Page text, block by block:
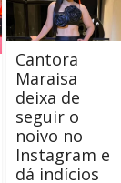
Cantora
Maraisa
deixa de
seguir o
noivo no
Instagram e
dá indícios